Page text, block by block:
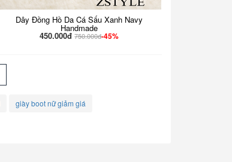
Dây Đồng Hồ Da Cá Sấu Xanh Navy
Handmade
450.000đ 750.000đ-45%
giày boot nữ giảm giá